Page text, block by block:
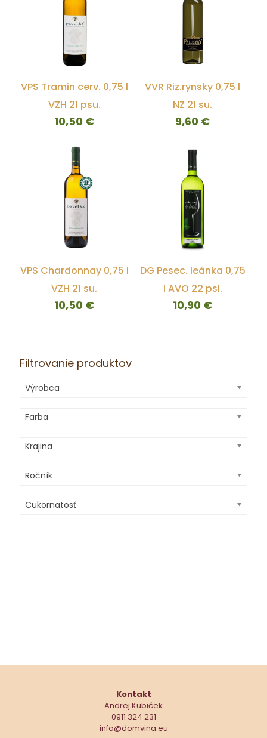
VPS Tramin cerv. 0,75 l
VZH 21 psu.
10,50 €
VVR Riz.rynsky 0,75 l
NZ 21 su.
9,60 €
VPS Chardonnay 0,75 l
VZH 21 su.
10,50 €
DG Pesec. leánka 0,75
l AVO 22 psl.
10,90 €
Filtrovanie produktov
Výrobca
Farba
Krajina
Ročník
Cukornatosť
Kontakt
Andrej Kubiček
0911 324 231
info@domvina.eu